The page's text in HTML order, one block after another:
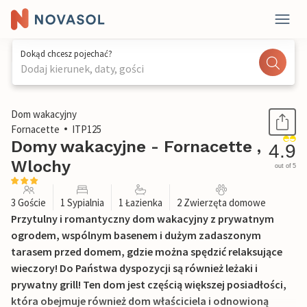
Dokąd chcesz pojechać?
Dodaj kierunek, daty, gości
1 / 30
Dom wakacyjny
Fornacette
ITP125
Domy wakacyjne - Fornacette ,
Wlochy
4.9
out of 5
3 Goście 1 Sypialnia 1 Łazienka 2 Zwierzęta domowe
Przytulny i romantyczny dom wakacyjny z prywatnym
ogrodem, wspólnym basenem i dużym zadaszonym
tarasem przed domem, gdzie można spędzić relaksujące
wieczory! Do Państwa dyspozycji są również leżaki i
prywatny grill! Ten dom jest częścią większej posiadłości,
która obejmuje również dom właściciela i odnowioną